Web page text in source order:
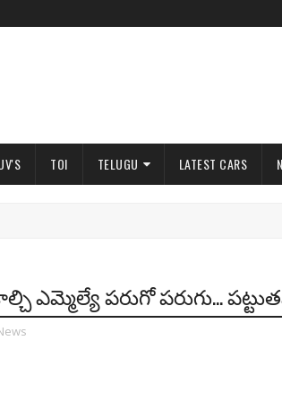
TOI TELUGU LATEST CARS
కాల్చి ఎమ్మెల్యే పరుగో పరుగు...